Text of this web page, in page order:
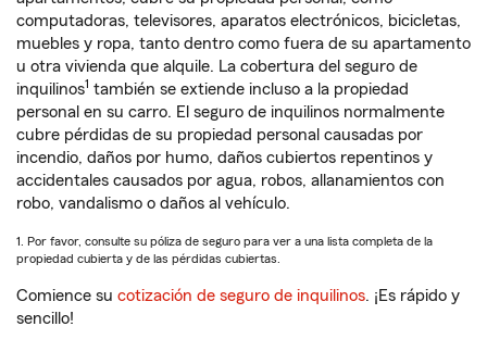
computadoras, televisores, aparatos electrónicos, bicicletas,
muebles y ropa, tanto dentro como fuera de su apartamento
u otra vivienda que alquile. La cobertura del seguro de
inquilinos1 también se extiende incluso a la propiedad
personal en su carro. El seguro de inquilinos normalmente
cubre pérdidas de su propiedad personal causadas por
incendio, daños por humo, daños cubiertos repentinos y
accidentales causados por agua, robos, allanamientos con
robo, vandalismo o daños al vehículo.
1. Por favor, consulte su póliza de seguro para ver a una lista completa de la
propiedad cubierta y de las pérdidas cubiertas.
Comience su cotización de seguro de inquilinos. ¡Es rápido y
sencillo!